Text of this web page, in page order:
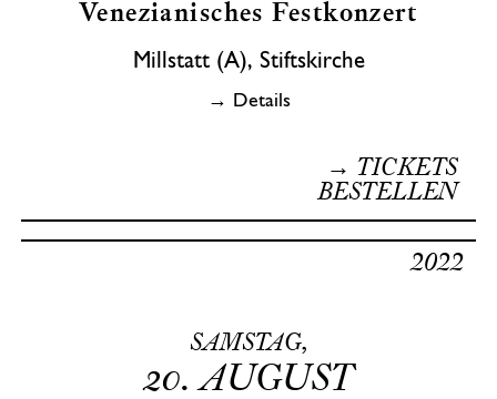
Venezianisches Festkonzert
Millstatt (A), Stiftskirche
→ Details
→ TICKETS
BESTELLEN
SAMSTAG,
20. AUGUST
2022